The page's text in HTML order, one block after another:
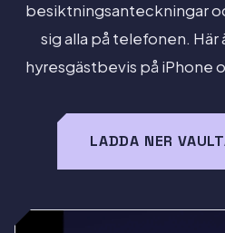
besiktningsanteckningar
sig alla på telefonen. Här
hyresgästbevis på iPhone
LADDA NER